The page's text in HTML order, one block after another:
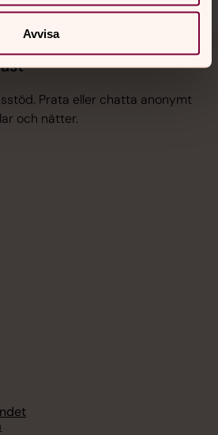
Avvisa
Prata eller chatta anonymt
och nätter.